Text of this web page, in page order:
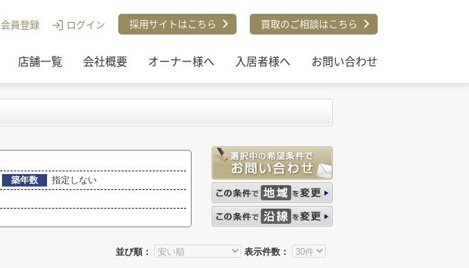
会員登録 ログイン 採用サイトはこちら 買取のご相談はこちら
店舗一覧 会社概要 オーナー様へ 入居者様へ お問い合わせ
築年数
指定しない
並び順： 表示件数：